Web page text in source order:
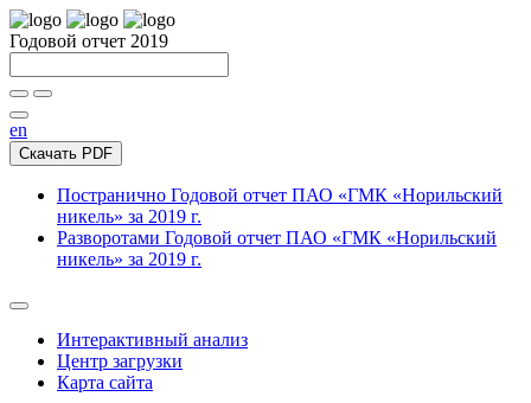
Годовой отчет 2019
en
Скачать PDF
Постранично Годовой отчет ПАО «ГМК «Норильский
никель» за 2019 г.
Разворотами Годовой отчет ПАО «ГМК «Норильский
никель» за 2019 г.
Интерактивный анализ
Центр загрузки
Карта сайта